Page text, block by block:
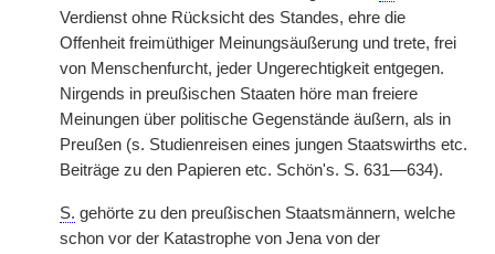
Verdienst ohne Rücksicht des Standes, ehre die
Offenheit freimüthiger Meinungsäußerung und trete, frei
von Menschenfurcht, jeder Ungerechtigkeit entgegen.
Nirgends in preußischen Staaten höre man freiere
Meinungen über politische Gegenstände äußern, als in
Preußen (s. Studienreisen eines jungen Staatswirths etc.
Beiträge zu den Papieren etc. Schön's. S. 631—634).
S. gehörte zu den preußischen Staatsmännern, welche
schon vor der Katastrophe von Jena von der